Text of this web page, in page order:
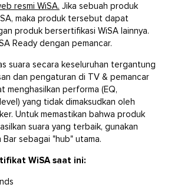
resmi WiSA. Jika sebuah produk
maka produk tersebut dapat
produk bersertifikasi WiSA lainnya.
Ready dengan pemancar.
suara secara keseluruhan tergantung
dan pengaturan di TV & pemancar
menghasilkan performa (EQ,
yang tidak dimaksudkan oleh
Untuk memastikan bahwa produk
suara yang terbaik, gunakan
sebagai "hub" utama.
WiSA saat ini: